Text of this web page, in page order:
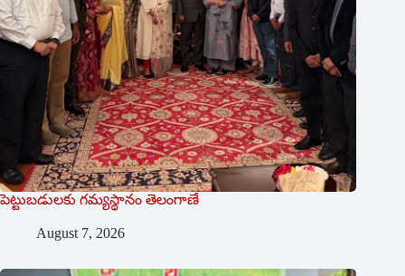
పెట్టుబడులకు గమ్యస్థానం తెలంగాణే
August 7, 2026